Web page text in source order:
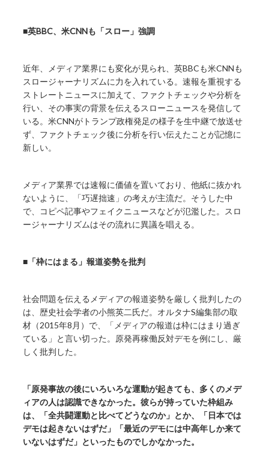
■英BBC、米CNNも「スロー」強調
近年、メディア業界にも変化が見られ、英BBCも米CNNも
スロージャーナリズムに力を入れている。速報を重視する
ストレートニュースに加えて、ファクトチェックや分析を
行い、その事実の背景を伝えるスローニュースを発信して
いる。米CNNがトランプ政権発足の様子を生中継で放送せ
ず、ファクトチェック後に分析を行い伝えたことが記憶に
新しい。
メディア業界では速報に価値を置いており、他紙に抜かれ
ないように、「巧遅拙速」の考えが主流だ。そうした中
で、コピペ記事やフェイクニュースなどが氾濫した。スロ
ージャーナリズムはその流れに異議を唱える。
■「枠にはまる」報道姿勢を批判
社会問題を伝えるメディアの報道姿勢を厳しく批判したの
は、歴史社会学者の小熊英二氏だ。オルタナS編集部の取
材（2015年8月）で、「メディアの報道は枠にはまり過ぎ
ている」と言い切った。原発再稼働反対デモを例にし、厳
しく批判した。
「原発事故の後にいろいろな運動が起きても、多くのメデ
ィアの人は認識できなかった。彼らが持っていた枠組み
は、「全共闘運動と比べてどうなのか」とか、「日本では
デモは起きないはずだ」「最近のデモには中高年しか来て
いないはずだ」といったものでしかなかった。